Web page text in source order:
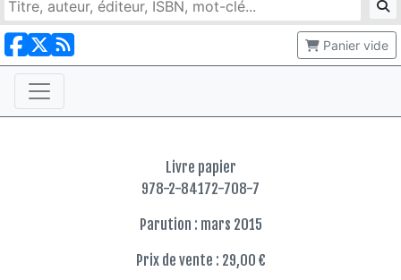
Panier vide
Livre papier
978-2-84172-708-7
Parution : mars 2015
Prix de vente : 29,00 €